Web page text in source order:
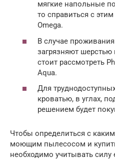
мягкие напольные
то справиться с
Omega.
В случае
загрязняют
стоит рассмотреть
Aqua.
Для
кроватью, в углах,
решением будет
Чтобы определиться с
моющим пылесосом и
необходимо учитывать силу